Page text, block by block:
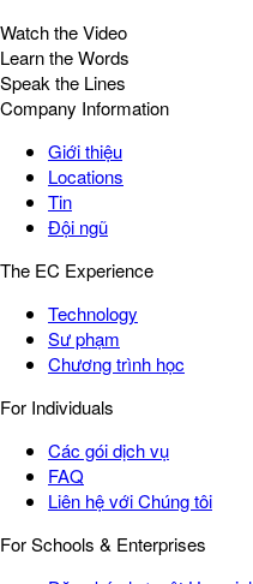
Watch the Video
Learn the Words
Speak the Lines
Company Information
Giới thiệu
Locations
Tin
Đội ngũ
The EC Experience
Technology
Sư phạm
Chương trình học
For Individuals
Các gói dịch vụ
FAQ
Liên hệ với Chúng tôi
For Schools & Enterprises